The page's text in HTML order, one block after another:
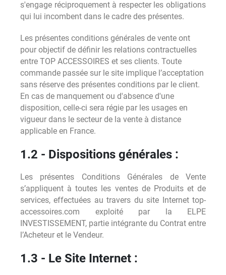
s'engage réciproquement à respecter les obligations
qui lui incombent dans le cadre des présentes.
Les présentes conditions générales de vente ont
pour objectif de définir les relations contractuelles
entre TOP ACCESSOIRES et ses clients. Toute
commande passée sur le site implique l’acceptation
sans réserve des présentes conditions par le client.
En cas de manquement ou d'absence d'une
disposition, celle-ci sera régie par les usages en
vigueur dans le secteur de la vente à distance
applicable en France.
1.2 - Dispositions générales :
Les présentes Conditions Générales de Vente
s’appliquent à toutes les ventes de Produits et de
services, effectuées au travers du site Internet top-
accessoires.com exploité par la ELPE
INVESTISSEMENT, partie intégrante du Contrat entre
l’Acheteur et le Vendeur.
1.3 - Le Site Internet :